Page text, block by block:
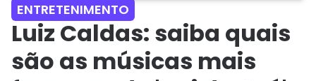
ENTRETENIMENTO
Luiz Caldas: saiba quais
são as músicas mais